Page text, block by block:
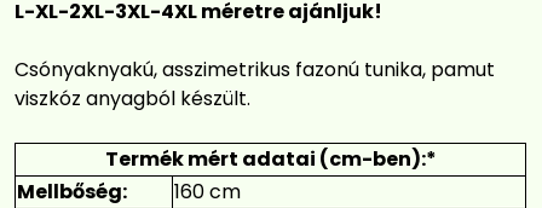
L-XL-2XL-3XL-4XL méretre ajánljuk!
Csónyaknyakú, asszimetrikus fazonú tunika, pamut
viszkóz anyagból készült.
Termék mért adatai (cm-ben):*
Mellbőség:
160 cm